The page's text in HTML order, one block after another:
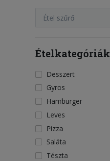
Étel szűrő
Ételkategóriák
Desszert
Gyros
Hamburger
Leves
Pizza
Saláta
Tészta